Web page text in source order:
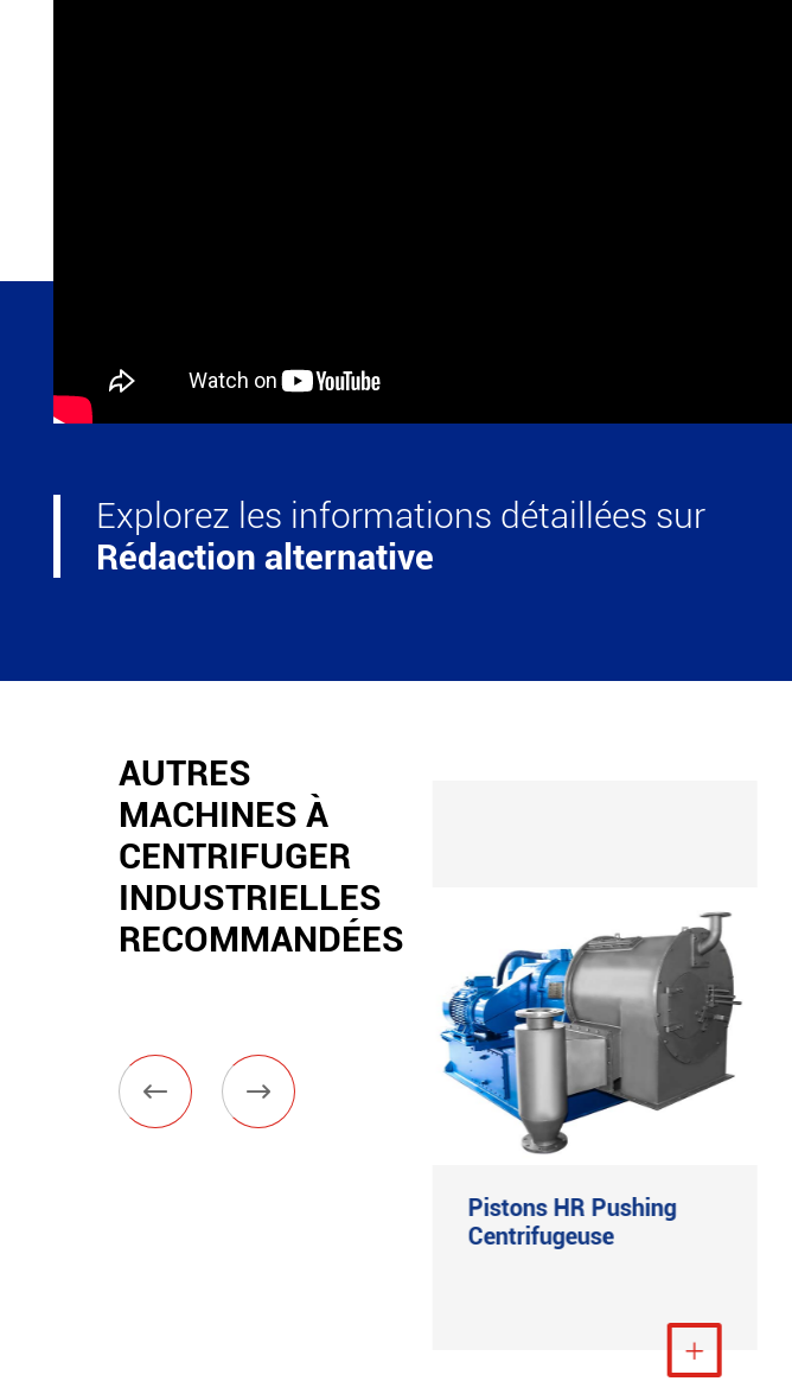
Explorez les informations détaillées sur
Rédaction alternative
AUTRES
MACHINES À
CENTRIFUGER
INDUSTRIELLES
RECOMMANDÉES
 
Pistons HR Pushing
Centrifugeuse
Voir plus
